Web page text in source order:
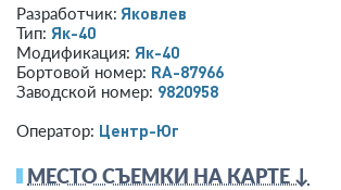
Разработчик: Яковлев
Тип: Як-40
Модификация: Як-40
Бортовой номер: RA-87966
Заводской номер: 9820958
Оператор: Центр-Юг
МЕСТО СЪЕМКИ НА КАРТЕ ↓